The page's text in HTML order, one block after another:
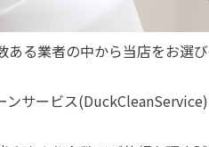
る業者の中から当店をお選
ンサービス